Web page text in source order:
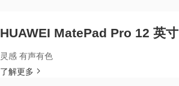
HUAWEI MatePad Pro 12 英寸
灵感 有声有色
了解更多